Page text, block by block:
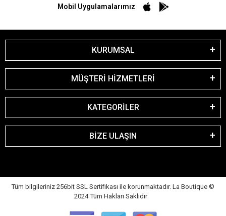
Mobil Uygulamalarımız
KURUMSAL
MÜŞTERİ HİZMETLERİ
KATEGORİLER
BİZE ULAŞIN
Tüm bilgileriniz 256bit SSL Sertifikası ile korunmaktadır. La Boutique ©
2024 Tüm Hakları Saklıdır